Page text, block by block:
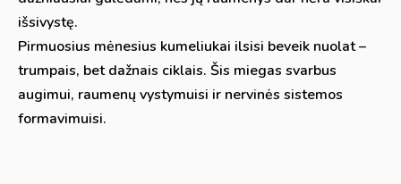
išsivystę.
Pirmuosius mėnesius kumeliukai ilsisi beveik nuolat –
trumpais, bet dažnais ciklais. Šis miegas svarbus
augimui, raumenų vystymuisi ir nervinės sistemos
formavimuisi.